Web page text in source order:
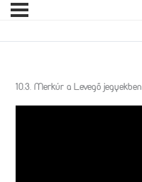
10.3. Merkúr a Levegő jegyekben